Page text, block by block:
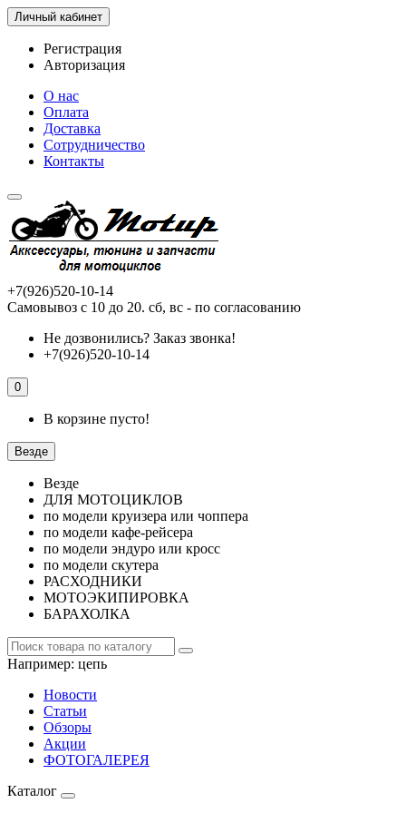
Личный кабинет
Регистрация
Авторизация
О нас
Оплата
Доставка
Сотрудничество
Контакты
+7(926)520-10-14
Самовывоз с 10 до 20. сб, вс - по согласованию
Не дозвонились? Заказ звонка!
+7(926)520-10-14
0
В корзине пусто!
Везде
Везде
ДЛЯ МОТОЦИКЛОВ
по модели круизера или чоппера
по модели кафе-рейсера
по модели эндуро или кросс
по модели скутера
РАСХОДНИКИ
МОТОЭКИПИРОВКА
БАРАХОЛКА
Например: цепь
Новости
Статьи
Обзоры
Акции
ФОТОГАЛЕРЕЯ
Каталог